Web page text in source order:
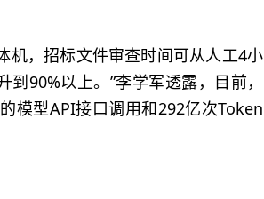
机，招标文件审查时间可从人工4小
90%以上。”李学军透露，目前，
模型API接口调用和292亿次Token